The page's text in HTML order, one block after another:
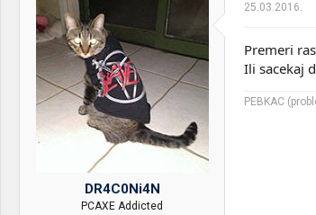
CPU & cooler:
Intel Core i5 4200M @
2.50GHz
Motherboard: LENOVO 20278 QB0
VGA & cooler:
Intel HD Graphics
4600/NVIDIA GeForce GT
720M
Display: Generic PnP Monitor
Sound:
Realtek High Definition
Audio
DR4C0Ni4N
PCAXE Addicted
25.03.2016.
Premeri
Ili sacekaj
PEBKAC